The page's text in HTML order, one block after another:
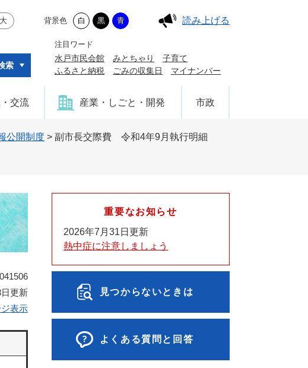
背景色 白 黒 青 読み上げる
索
注目ワード
水戸市民会館 みとちゃり
子育て
ふるさと納税
ごみの収集日 マイナンバー
交流 産業・しごと・開発 市政
公開制度 > 副市長交際費 令和4年9月執行明細
更新
表示
重要なお知らせ
2026年7月31日更新
熱中症に注意しましょう
見つからないときは
よくある質問と回答